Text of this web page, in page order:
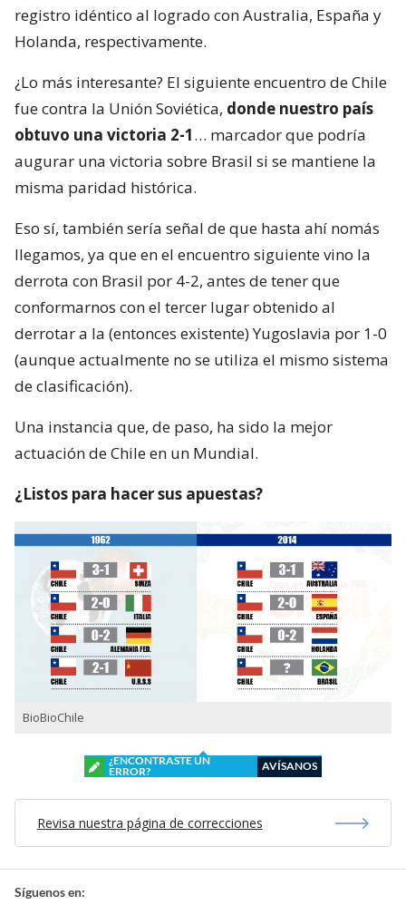
registro idéntico al logrado con Australia, España y
Holanda, respectivamente.
¿Lo más interesante? El siguiente encuentro de Chile
fue contra la Unión Soviética, donde nuestro país
obtuvo una victoria 2-1… marcador que podría
augurar una victoria sobre Brasil si se mantiene la
misma paridad histórica.
Eso sí, también sería señal de que hasta ahí nomás
llegamos, ya que en el encuentro siguiente vino la
derrota con Brasil por 4-2, antes de tener que
conformarnos con el tercer lugar obtenido al
derrotar a la (entonces existente) Yugoslavia por 1-0
(aunque actualmente no se utiliza el mismo sistema
de clasificación).
Una instancia que, de paso, ha sido la mejor
actuación de Chile en un Mundial.
¿Listos para hacer sus apuestas?
BioBioChile
¿ENCONTRASTE UN
ERROR?
AVÍSANOS
Revisa nuestra página de correcciones
Síguenos en: